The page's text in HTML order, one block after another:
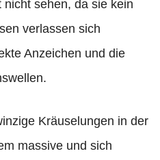
sehen, da sie kein
verlassen sich
Anzeichen und die
Kräuselungen in der
massive und sich